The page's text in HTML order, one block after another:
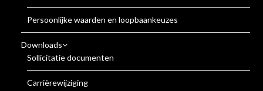
Persoonlijke waarden en loopbaankeuzes
Downloads
Sollicitatie documenten
Carrièrewijziging